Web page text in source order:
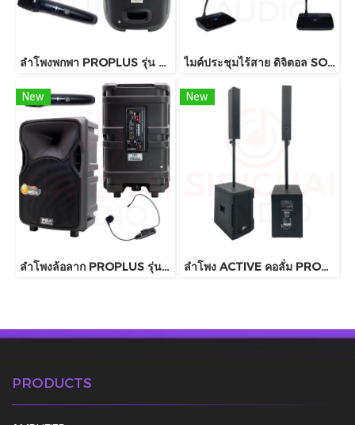
ลำโพงพกพา PROPLUS รุ่น GA8 บลูทูธ ไมค์ประชุมไร้สาย ดิจิตอล SOUNDVISION รุ่น DWS-2000M , DWS-2000C , DWS-2000D
New
ลำโพงล้อลาก PROPLUS รุ่น GX12
New
ลำโพง ACTIVE คอลั่ม PROPLUS รุ่น UZ12
PRODUCTS